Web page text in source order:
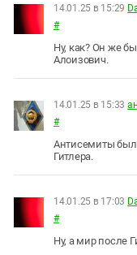
14.01.25 в 15:29
#
Ну, как? Он же
Алоизович.
14.01.25 в 15:33
#
Антисемиты
Гитлера.
14.01.25 в 17:03
#
Ну, а мир после